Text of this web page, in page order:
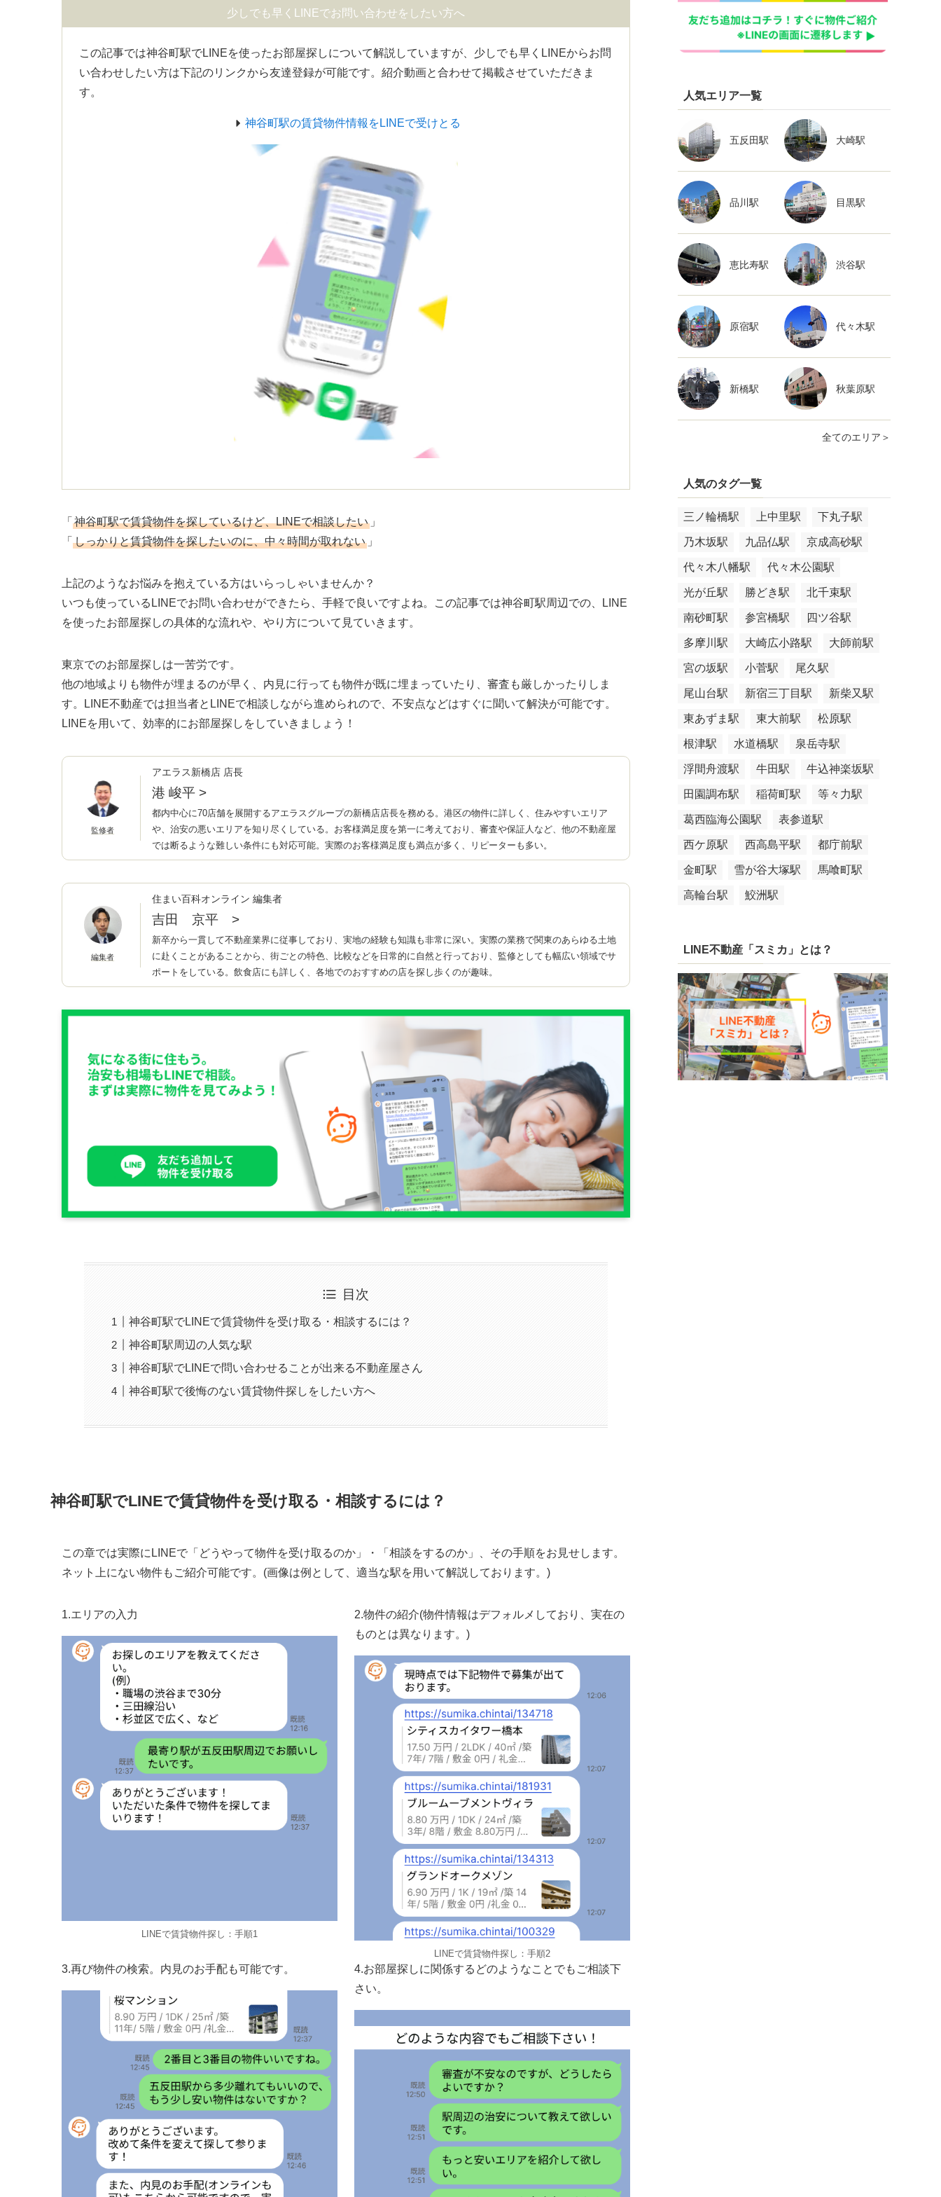
少しでも早くLINEでお問い合わせをしたい方へ
この記事では神谷町駅でLINEを使ったお部屋探しについて解説していますが、少しでも早くLINEからお問
い合わせしたい方は下記のリンクから友達登録が可能です。紹介動画と合わせて掲載させていただきま
す。
神谷町駅の賃貸物件情報をLINEで受けとる
「 神谷町駅で賃貸物件を探しているけど、LINEで相談したい 」
「 しっかりと賃貸物件を探したいのに、中々時間が取れない 」
上記のようなお悩みを抱えている方はいらっしゃいませんか？
いつも使っているLINEでお問い合わせができたら、手軽で良いですよね。この記事では神谷町駅周辺での、LINE
を使ったお部屋探しの具体的な流れや、やり方について見ていきます。
東京でのお部屋探しは一苦労です。
他の地域よりも物件が埋まるのが早く、内見に行っても物件が既に埋まっていたり、審査も厳しかったりしま
す。LINE不動産では担当者とLINEで相談しながら進められので、不安点などはすぐに聞いて解決が可能です。
LINEを用いて、効率的にお部屋探しをしていきましょう！
監修者
アエラス新橋店 店長
港 峻平 >
都内中心に70店舗を展開するアエラスグループの新橋店店長を務める。港区の物件に詳しく、住みやすいエリア
や、治安の悪いエリアを知り尽くしている。お客様満足度を第一に考えており、審査や保証人など、他の不動産屋
では断るような難しい条件にも対応可能。実際のお客様満足度も満点が多く、リピーターも多い。
編集者
住まい百科オンライン 編集者
吉田 京平 >
新卒から一貫して不動産業界に従事しており、実地の経験も知識も非常に深い。実際の業務で関東のあらゆる土地
に赴くことがあることから、街ごとの特色、比較などを日常的に自然と行っており、監修としても幅広い領域でサ
ポートをしている。飲食店にも詳しく、各地でのおすすめの店を探し歩くのが趣味。
目次
神谷町駅でLINEで賃貸物件を受け取る・相談するには？
神谷町駅周辺の人気な駅
神谷町駅でLINEで問い合わせることが出来る不動産屋さん
神谷町駅で後悔のない賃貸物件探しをしたい方へ
神谷町駅でLINEで賃貸物件を受け取る・相談するには？
この章では実際にLINEで「どうやって物件を受け取るのか」・「相談をするのか」、その手順をお見せします。
ネット上にない物件もご紹介可能です。(画像は例として、適当な駅を用いて解説しております。)
1.エリアの入力
LINEで賃貸物件探し：手順1
2.物件の紹介(物件情報はデフォルメしており、実在の
ものとは異なります。)
LINEで賃貸物件探し：手順2
3.再び物件の検索。内見のお手配も可能です。
4.お部屋探しに関係するどのようなことでもご相談下
さい。
人気エリア一覧
五反田駅 大崎駅
品川駅 目黒駅
恵比寿駅 渋谷駅
原宿駅 代々木駅
新橋駅 秋葉原駅
全てのエリア＞
人気のタグ一覧
三ノ輪橋駅 上中里駅 下丸子駅
乃木坂駅 九品仏駅 京成高砂駅
代々木八幡駅 代々木公園駅
光が丘駅 勝どき駅 北千束駅
南砂町駅 参宮橋駅 四ツ谷駅
多摩川駅 大崎広小路駅 大師前駅
宮の坂駅 小菅駅 尾久駅
尾山台駅 新宿三丁目駅 新柴又駅
東あずま駅 東大前駅 松原駅
根津駅 水道橋駅 泉岳寺駅
浮間舟渡駅 牛田駅 牛込神楽坂駅
田園調布駅 稲荷町駅 等々力駅
葛西臨海公園駅 表参道駅
西ケ原駅 西高島平駅 都庁前駅
金町駅 雪が谷大塚駅 馬喰町駅
高輪台駅 鮫洲駅
LINE不動産「スミカ」とは？